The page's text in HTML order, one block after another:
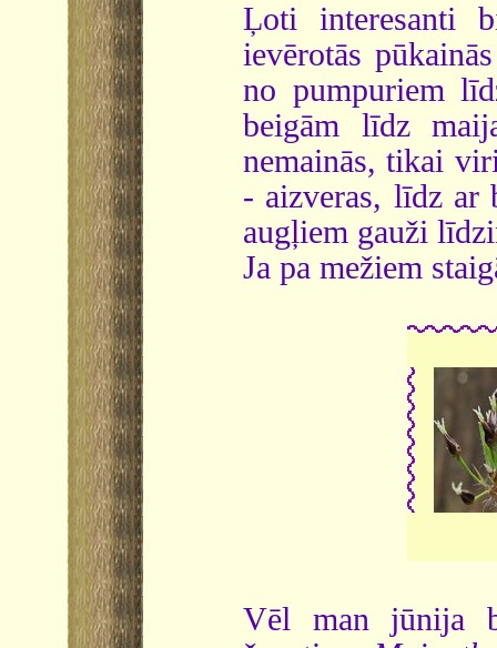
Ļoti interesanti
ievērotās
no pumpuriem
beigām līdz
nemainās, tikai
- aizveras, līdz ar
augļiem gauži
Ja pa mežiem
Vēl man jūnija